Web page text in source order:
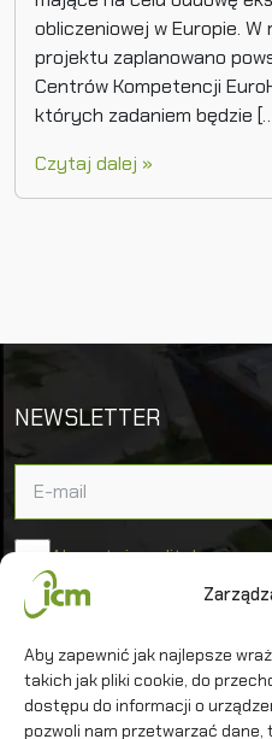
Aby zapewnić jak najlepsze
takich jak pliki cookie, do
dostępu do informacji o
pozwoli nam przetwarzać
obliczeniowej w Europie.
projektu zaplanowano
Centrów Kompetencji
których zadaniem będzie
Czytaj dalej »
NEWSLETTER
Akceptuję politykę
Uniwersytet Warszawski
Interdyscyplinarne Centrum
Matematycznego i